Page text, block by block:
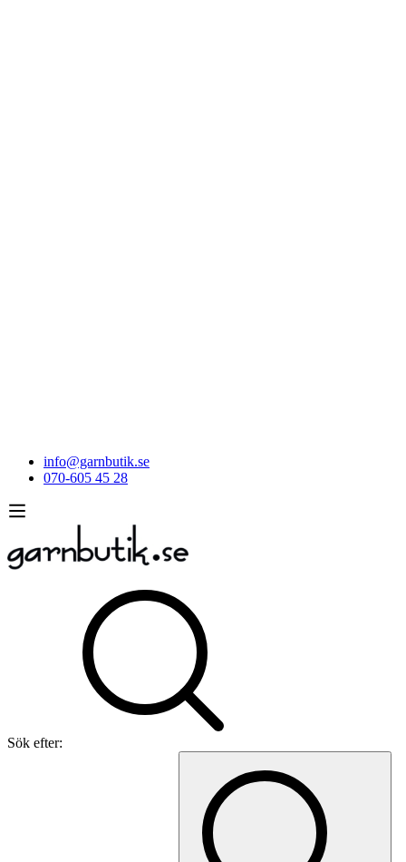
info@garnbutik.se
070-605 45 28
Sök efter: